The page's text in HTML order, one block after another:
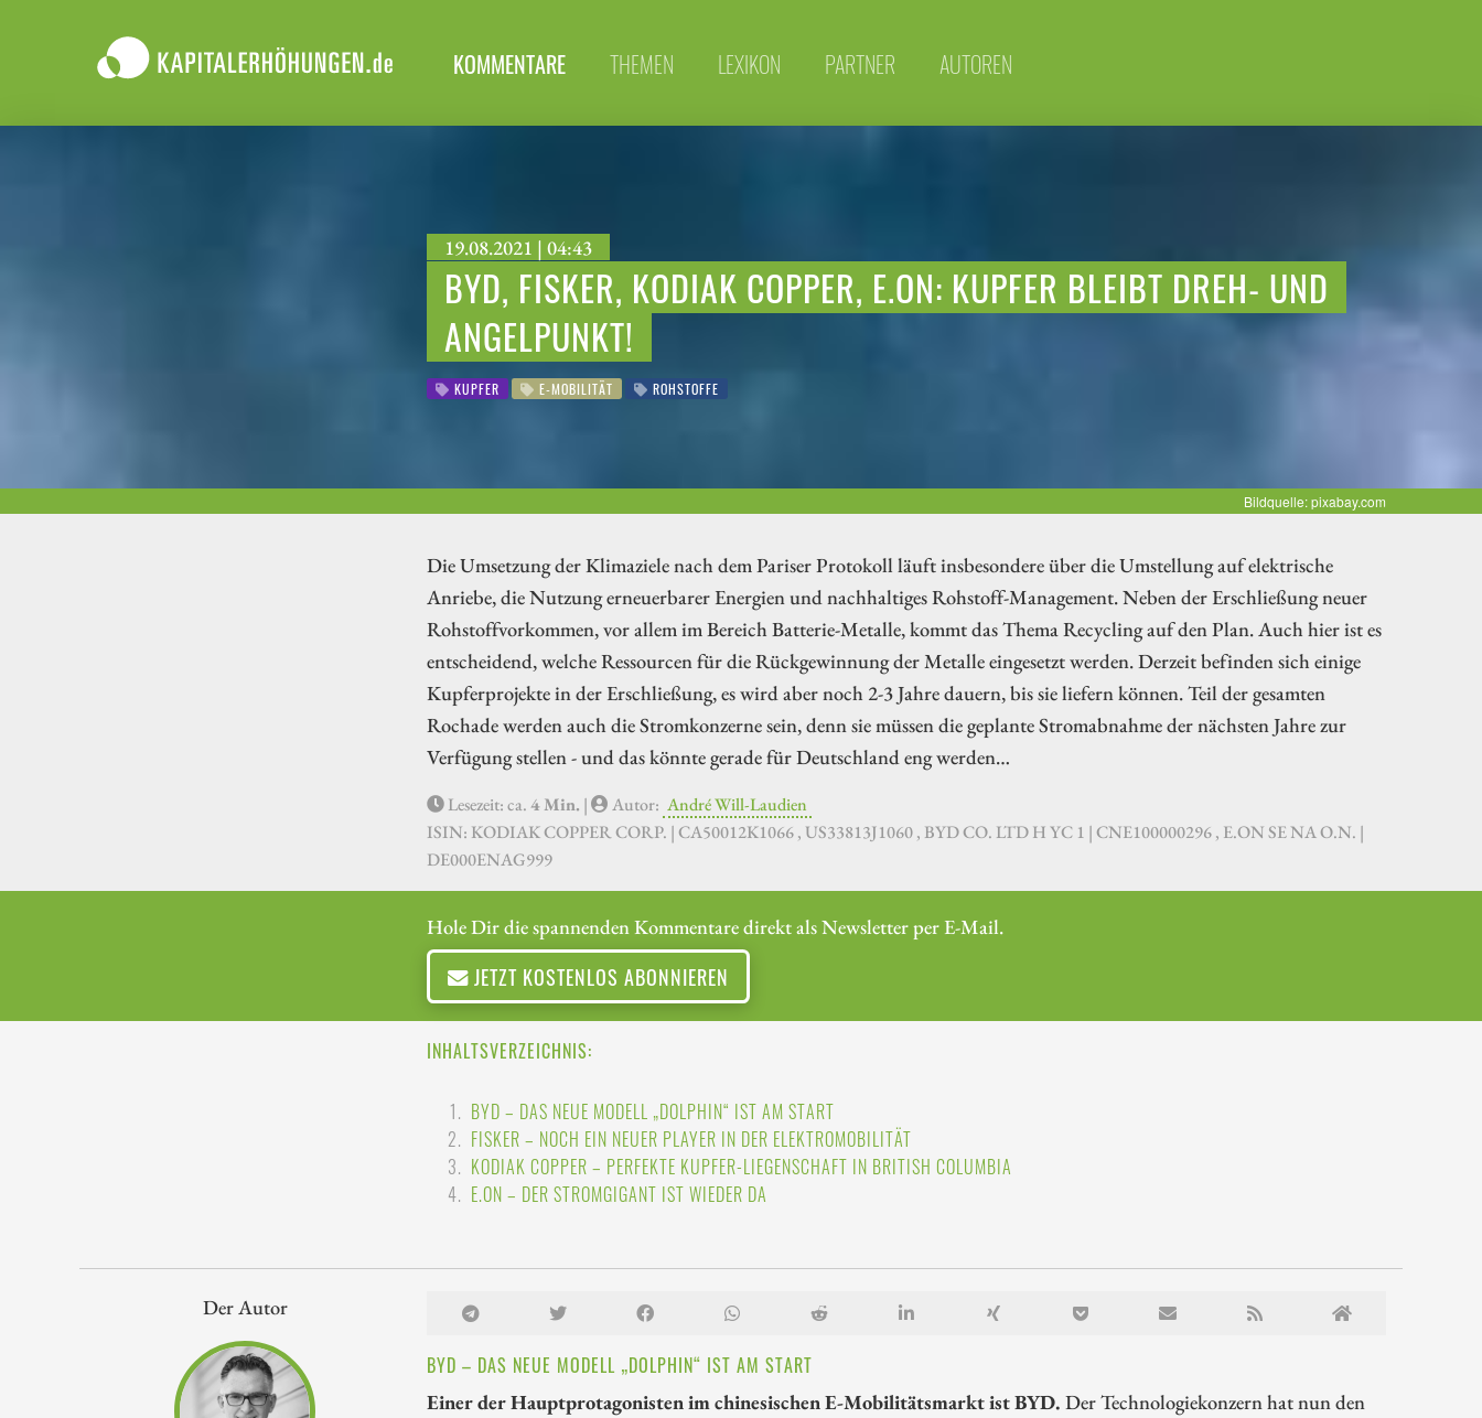
KOMMENTARE THEMEN LEXIKON PARTNER AUTOREN
19.08.2021 | 04:43
BYD, FISKER, KODIAK COPPER, E.ON: KUPFER BLEIBT DREH- UND
ANGELPUNKT!
KUPFER E-MOBILITÄT ROHSTOFFE
Bildquelle: pixabay.com
Die Umsetzung der Klimaziele nach dem Pariser Protokoll läuft insbesondere über die Umstellung auf elektrische
Anriebe, die Nutzung erneuerbarer Energien und nachhaltiges Rohstoff-Management. Neben der Erschließung neuer
Rohstoffvorkommen, vor allem im Bereich Batterie-Metalle, kommt das Thema Recycling auf den Plan. Auch hier ist es
entscheidend, welche Ressourcen für die Rückgewinnung der Metalle eingesetzt werden. Derzeit befinden sich einige
Kupferprojekte in der Erschließung, es wird aber noch 2-3 Jahre dauern, bis sie liefern können. Teil der gesamten
Rochade werden auch die Stromkonzerne sein, denn sie müssen die geplante Stromabnahme der nächsten Jahre zur
Verfügung stellen - und das könnte gerade für Deutschland eng werden…
Lesezeit: ca.4 Min. | Autor: André Will-Laudien
ISIN: KODIAK COPPER CORP. | CA50012K1066 , US33813J1060 , BYD CO. LTD H YC 1 | CNE100000296 , E.ON SE NA O.N. |
DE000ENAG999
Hole Dir die spannenden Kommentare direkt als Newsletter per E-Mail.
JETZT KOSTENLOS ABONNIEREN
INHALTSVERZEICHNIS:
BYD – DAS NEUE MODELL „DOLPHIN“ IST AM START
FISKER – NOCH EIN NEUER PLAYER IN DER ELEKTROMOBILITÄT
KODIAK COPPER – PERFEKTE KUPFER-LIEGENSCHAFT IN BRITISH COLUMBIA
E.ON – DER STROMGIGANT IST WIEDER DA
Der Autor
BYD – DAS NEUE MODELL „DOLPHIN“ IST AM START
Einer der Hauptprotagonisten im chinesischen E-Mobilitätsmarkt ist BYD. Der Technologiekonzern hat nun den